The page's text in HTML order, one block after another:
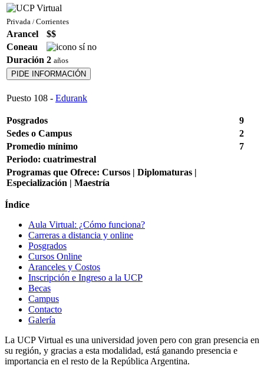
Privada / Corrientes
Arancel
$$
Coneau
Duración 2 años
PIDE INFORMACIÓN
Puesto 108 - Edurank
Posgrados
9
Sedes o Campus
2
Promedio mínimo
7
Periodo: cuatrimestral
Programas que Ofrece: Cursos | Diplomaturas |
Especialización | Maestría
Índice
Aula Virtual: ¿Cómo funciona?
Carreras a distancia y online
Posgrados
Cursos Online
Aranceles y Costos
Inscripción e Ingreso a la UCP
Becas
Campus
Contacto
Galería
La UCP Virtual es una universidad joven pero con gran presencia en
su región, y gracias a esta modalidad, está ganando presencia e
importancia en el resto de la República Argentina.